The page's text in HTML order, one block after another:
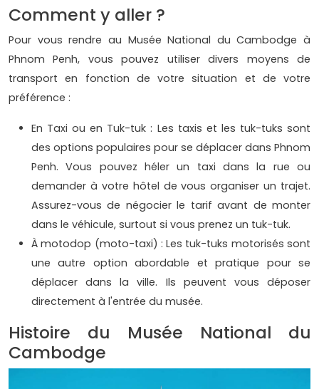
Comment y aller ?
Pour vous rendre au Musée National du Cambodge à
Phnom Penh, vous pouvez utiliser divers moyens de
transport en fonction de votre situation et de votre
préférence :
En Taxi ou en Tuk-tuk : Les taxis et les tuk-tuks sont
des options populaires pour se déplacer dans Phnom
Penh. Vous pouvez héler un taxi dans la rue ou
demander à votre hôtel de vous organiser un trajet.
Assurez-vous de négocier le tarif avant de monter
dans le véhicule, surtout si vous prenez un tuk-tuk.
À motodop (moto-taxi) : Les tuk-tuks motorisés sont
une autre option abordable et pratique pour se
déplacer dans la ville. Ils peuvent vous déposer
directement à l'entrée du musée.
Histoire du Musée National du
Cambodge